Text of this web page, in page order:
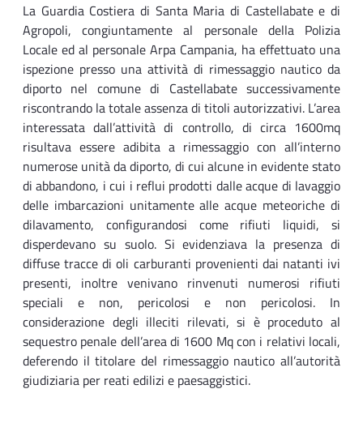
La Guardia Costiera di Santa Maria di Castellabate e di
Agropoli, congiuntamente al personale della Polizia
Locale ed al personale Arpa Campania, ha effettuato una
ispezione presso una attività di rimessaggio nautico da
diporto nel comune di Castellabate successivamente
riscontrando la totale assenza di titoli autorizzativi. L’area
interessata dall’attività di controllo, di circa 1600mq
risultava essere adibita a rimessaggio con all’interno
numerose unità da diporto, di cui alcune in evidente stato
di abbandono, i cui i reflui prodotti dalle acque di lavaggio
delle imbarcazioni unitamente alle acque meteoriche di
dilavamento, configurandosi come rifiuti liquidi, si
disperdevano su suolo. Si evidenziava la presenza di
diffuse tracce di oli carburanti provenienti dai natanti ivi
presenti, inoltre venivano rinvenuti numerosi rifiuti
speciali e non, pericolosi e non pericolosi. In
considerazione degli illeciti rilevati, si è proceduto al
sequestro penale dell’area di 1600 Mq con i relativi locali,
deferendo il titolare del rimessaggio nautico all’autorità
giudiziaria per reati edilizi e paesaggistici.